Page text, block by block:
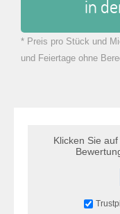
in
zu
* Preis pro Stück und
und Feiertage ohne
Klicken Sie